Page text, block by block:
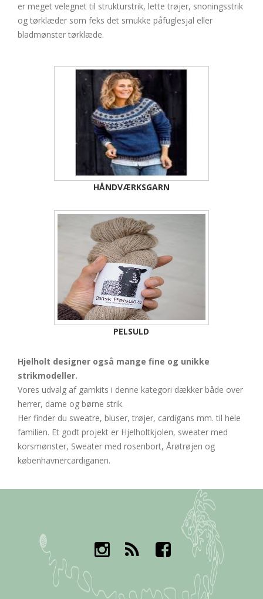
er meget velegnet til strukturstrik, lette trøjer, snoningsstrik
og tørklæder som feks det smukke påfuglesjal eller
bladmønster tørklæde.
HÅNDVÆRKSGARN
PELSULD
Hjelholt designer også mange fine og unikke
strikmodeller.
Vores udvalg af garnkits i denne kategori dækker både over
herrer, dame og børne strik.
Her finder du sweatre, bluser, trøjer, cardigans mm. til hele
familien. Et godt projekt er Hjelholtkjolen, sweater med
korsmønster, Sweater med rosenbort, Årøtrøjen og
københavnercardiganen.